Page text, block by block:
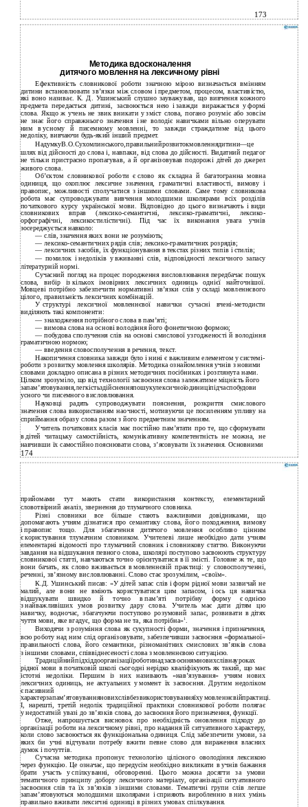
173
Методика вдосконалення
дитячого мовлення на лексичному рівні
Ефективність словникової роботи значною мірою визначається вмінням
дитини встановлювати зв’язки між словом і предметом, процесом, властивістю,
які воно називає. К. Д. Ушинський слушно зауважував, що вивчення кожного
предмета передається дитині, засвоюється нею і завжди виражається у формі
слова. Якщо ж учень не звик вникати у зміст слова, погано розуміє або зовсім
не знає його справжнього значення і не володіє навичками вільно оперувати
ним в усному й писемному мовленні, то завжди страждатиме від цього
недоліку, вивчаючи будь-який інший предмет.
НадумкуВ.О.Сухомлинського,правильнийрозвитокмовленнядитини—це
шлях від дійсності до слова і, навпаки, від слова до дійсності. Видатний педагог
не тільки пристрасно пропагував, а й організовував подорожі дітей до джерел
живого слова.
Об’єктом словникової роботи є слово як складна й багатогранна мовна
одиниця, що охоплює лексичне значення, граматичні властивості, вимову і
правопис, можливості сполучатися з іншими словами. Саме тому словникова
робота має супроводжувати вивчення молодшими школярами всіх розділів
початкового курсу української мови. Відповідно до цього визначають і види
словникових вправ (лексико-семантичні, лексико-граматичні, лексико-
орфографічні, лексикостилістичні). Під час їх виконання увага учнів
зосереджується навколо:
— слів, значення яких вони не розуміють;
— лексико-семантичнихрядів слів; лексико-граматичних розрядів;
— лексичних засобів, їх функціонування в текстах різних типів і стилів;
— помилок і недоліків у вживанні слів, відповідності лексичного запасу
літературній нормі.
Сучасний погляд на процес породження висловлювання передбачає пошук
слова, вибір із кількох імовірних лексичних одиниць однієї найточнішої.
Мовцеві потрібно забезпечити нормативні зв’язки слів у складі мовленнєвого
цілого, правильність лексичних комбінацій.
У структурі лексичної мовленнєвої навички сучасні вчені-методисти
виділяють такі компоненти:
— знаходження потрібного слова в пам’яті;
— вимова слова на основі володіння його фонетичною формою;
— побудова сполучення слів на основі смислової узгодженості й володіння
граматичною нормою;
— введення словосполучення в речення, текст.
Накопичення словника завжди було і нині є важливим елементом у системі­
роботи з розвитку мовлення школярів. Методика ознайомлення учнів з новими
словами докладно описана в різних методичних посібниках і розглянута нами.
Цілком зрозуміло, що від технології засвоєння слова залежатиме міцність його
запам’ятовування,легкістьздійсненняпошукулексичноїодиниціпідчаспобудови
усного чи писемного висловлювання.
Науковці радять супроводжувати пояснення, розкриття смислового
значення слова використанням наочності, мотивуючи це посиленням упливу на
сприймання образу слова разом з його предметним значенням.
Учитель початкових класів має постійно пам’ятати про те, що сформувати
в дітей читацьку самостійність, комунікативну компетентність не можна, не
навчивши їх самостійно пояснювати слова, з’ясовувати їх значення. Основними
174
прийомами тут мають стати використання контексту, елементарний
словотвірний аналіз, звернення до тлумачного словника.
Різні словники все більше стають важливими довідниками, що
допомагають учням дізнатися про семантику слова, його походження, вимову
і правопис тощо. Для збагачення дитячого мовлення особливо цінним
є користування тлумачним словником. Учителеві лише необхідно дати учням
елементарні відомості про тлумачний словник і словникову статтю. Виконуючи
завдання на відшукання певного слова, школярі поступово засвоюють структуру
словникової статті, навчаються точно орієнтуватися в її змісті. Головне ж те, що
вони бачать, як слово вживається в мовленнєвій практиці: у словосполученні,
реченні, зв’язному висловлюванні. Слово стає зрозумілим, «своїм».
К.Д. Ушинський писав: «У дітей запас слів і форм рідної мови зазвичай не
малий, але вони не вміють користуватися цим запасом, і ось ця навичка
відшукувати швидко й точно в пам’яті потрібну форму є однією
з найважливіших умов розвитку дару слова. Учитель має дати дітям цю
навичку, водночас, збагачуючи поступово розумовий запас, розвивати в дітях
чуття мови, яке вгадує, що форма не та, яка потрібна»1.
Виходячи з розуміння слова як сукупності форми, значення і призначення,
всю роботу над ним слід організовувати, забезпечивши засвоєння «формальної»
правильності слова, його семантики, різноманітних смислових зв’язків слова
з іншими словами, співвіднесеності слова з мовленнєвою ситуацією.
Традиційнийпідхіддоорганізаціїроботинадзасвоєннямновихслівнауроках
рідної мови в початковій школі сьогодні нерідко кваліфікують як такий, що має
істотні недоліки. Першим із них називають «нав’язування» учням нових
лексичних одиниць, не актуальних у момент їх засвоєння. Другим недоліком
є пасивний
характерзапам’ятовуванняновихслівбезвикористовуванняїху мовленнєвійпрактиці.
І, нарешті, третій недолік традиційної практики словникової роботи полягає
у недостатній увазі до зв’язків слова, до засвоєння його призначення, функції.
Отже, напрошується висновок про необхідність оновлення підходу до
організації роботи на лексичному рівні, про надання їй ситуативного характеру,
коли слово засвоюється як функціональна одиниця. Слід забезпечити умови, за
яких би учні відчували потребу вжити певне слово для вираження власних
думок і почуттів.
Сучасна методика пропонує технологію цілісного оволодіння лексикою
через функцію. Це означає, що передусім необхідно викликати в учнів бажання
брати участь у спілкуванні, обговоренні. Цього можна досягти за умови
тематичного принципу добору лексичного матеріалу, організації ситуативного
засвоєння слів та їх зв’язків з іншими словами. Тематичні групи слів легше
запам’ятовуються молодшими школярами і сприяють виробленню в них умінь
правильно вживати лексичні одиниці в різних умовах спілкування.